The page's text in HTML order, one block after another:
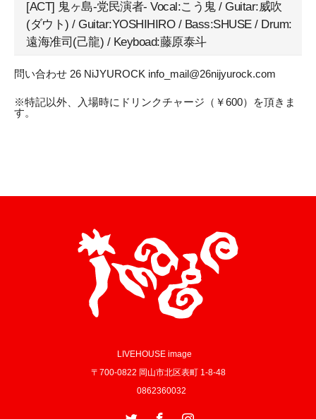
[ACT] 鬼ヶ島-党民演者- Vocal:こう鬼 / Guitar:威吹
(ダウト) / Guitar:YOSHIHIRO / Bass:SHUSE / Drum:
遠海准司(己龍) / Keyboad:藤原泰斗
問い合わせ 26 NiJYUROCK info_mail@26nijyurock.com
※特記以外、入場時にドリンクチャージ（￥600）を頂きま
す。
LIVEHOUSE image
〒700-0822 岡山市北区表町 1-8-48
0862360032